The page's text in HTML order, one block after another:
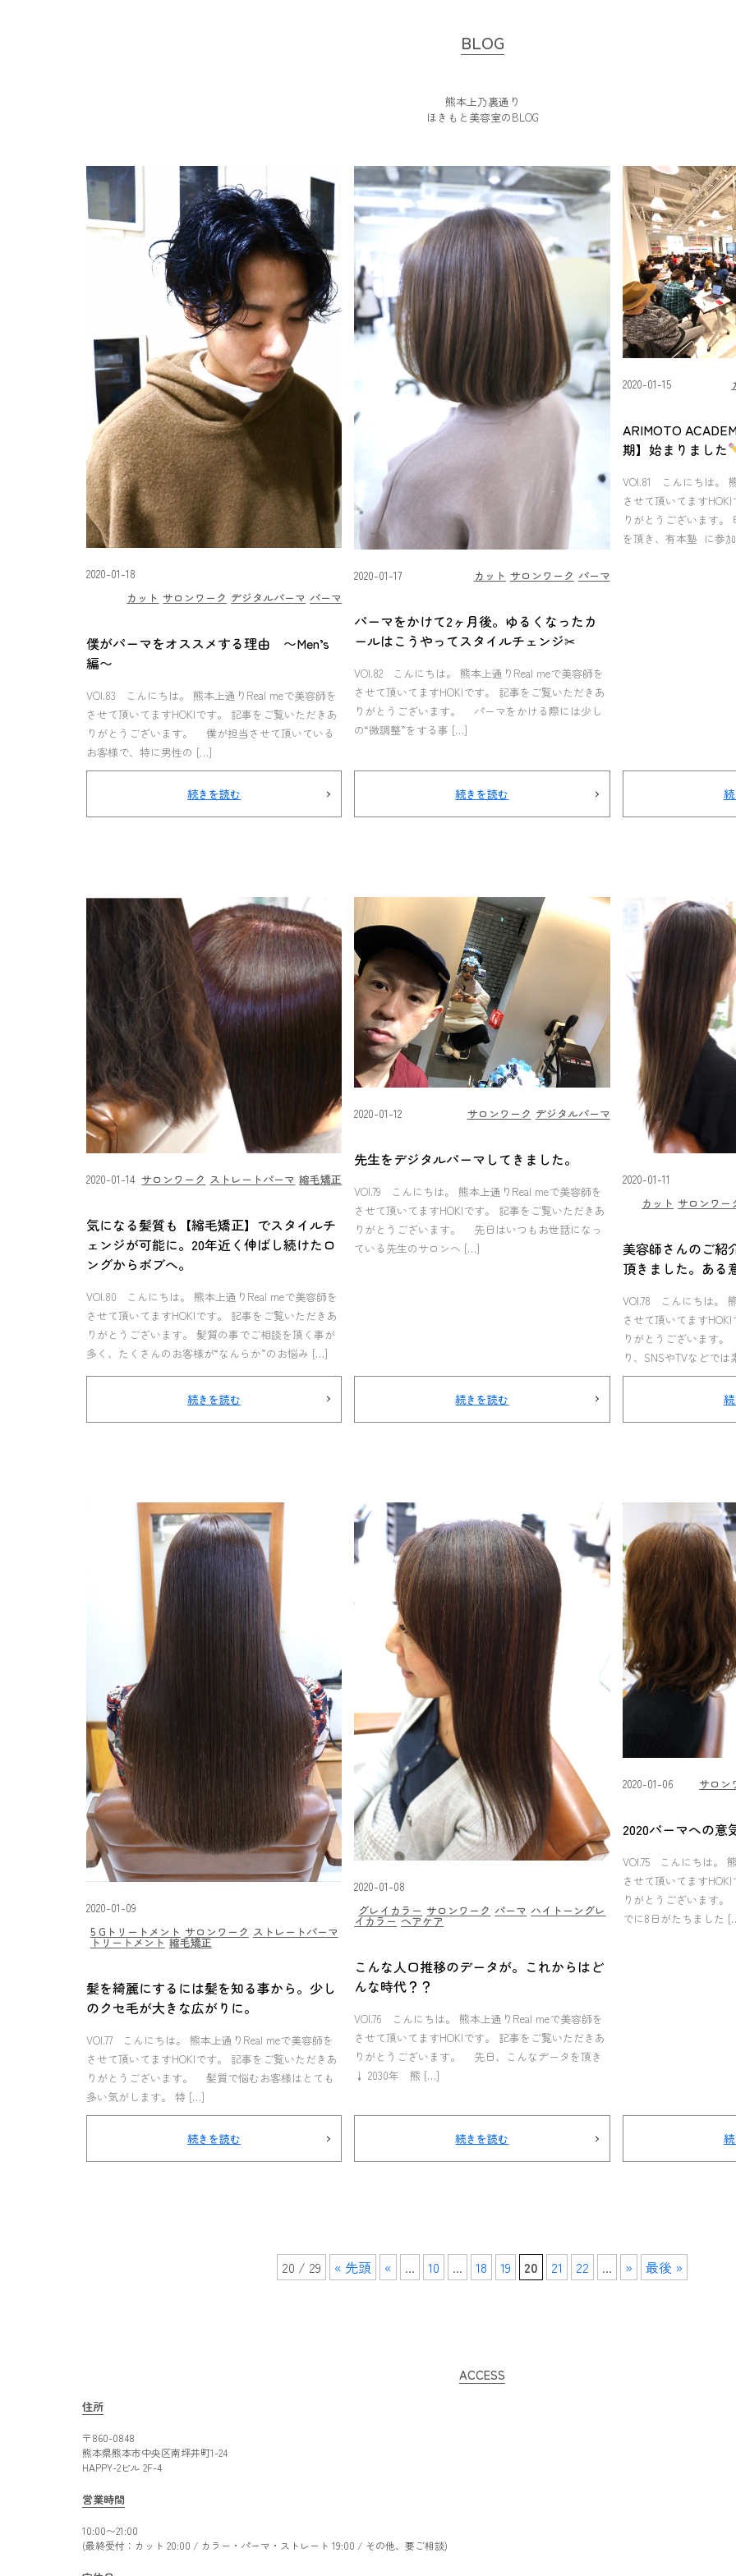
BLOG
熊本上乃裏通り
ほきもと美容室のBLOG
2020-01-18
カット サロンワーク デジタルパーマ パーマ
僕がパーマをオススメする理由 〜Men’s
編〜
VOl.83 こんにちは。 熊本上通りReal meで美容師を
させて頂いてますHOKIです。 記事をご覧いただきあ
りがとうございます。 僕が担当させて頂いている
お客様で、特に男性の […]
続きを読む
2020-01-17 カット サロンワーク パーマ
パーマをかけて2ヶ月後。ゆるくなったカ
ールはこうやってスタイルチェンジ✂︎
VOl.82 こんにちは。 熊本上通りReal meで美容師を
させて頂いてますHOKIです。 記事をご覧いただきあ
りがとうございます。 パーマをかける際には少し
の“微調整”をする事 […]
続きを読む
2020-01-15
ARIMOTO
期】始まりました
VOl.81 こんにちは。
させて頂いてます
りがとうございます。
を頂き、有本塾 に参
2020-01-14 サロンワーク ストレートパーマ 縮毛矯正
気になる髪質も【縮毛矯正】でスタイルチ
ェンジが可能に。20年近く伸ばし続けたロ
ングからボブへ。
VOl.80 こんにちは。 熊本上通りReal meで美容師を
させて頂いてますHOKIです。 記事をご覧いただきあ
りがとうございます。 髪質の事でご相談を頂く事が
多く、たくさんのお客様が“なんらか”のお悩み […]
続きを読む
2020-01-12 サロンワーク デジタルパーマ
先生をデジタルパーマしてきました。
VOl.79 こんにちは。 熊本上通りReal meで美容師を
させて頂いてますHOKIです。 記事をご覧いただきあ
りがとうございます。 先日はいつもお世話になっ
ている先生のサロンへ […]
続きを読む
2020-01-11
カット サロンワー
美容師さんのご紹
頂きました。ある
VOl.78 こんにちは。
させて頂いてます
りがとうございます
り、SNSやTVなどで
2020-01-09
5 Gトリートメント サロンワーク ストレートパーマ
トリートメント 縮毛矯正
髪を綺麗にするには髪を知る事から。少し
のクセ毛が大きな広がりに。
VOl.77 こんにちは。 熊本上通りReal meで美容師を
させて頂いてますHOKIです。 記事をご覧いただきあ
りがとうございます。 髪質で悩むお客様はとても
多い気がします。 特 […]
続きを読む
2020-01-08
グレイカラー サロンワーク パーマ ハイトーングレ
イカラー ヘアケア
こんな人口推移のデータが。これからはど
んな時代？？
VOl.76 こんにちは。 熊本上通りReal meで美容師を
させて頂いてますHOKIです。 記事をご覧いただきあ
りがとうございます。 先日、こんなデータを頂き
↓ 2030年 熊 […]
続きを読む
2020-01-06 サロン
2020パーマへの
VOl.75 こんにちは。
させて頂いてます
りがとうございます
でに8日がたちました
20 / 29 « 先頭 « ... 10 ... 18 19 20 21 22 ... » 最後 »
ACCESS
住所
〒860-0848
熊本県熊本市中央区南坪井町1-24
HAPPY-2ビル 2F-4
営業時間
10:00〜21:00
(最終受付：カット 20:00 / カラー・パーマ・ストレート 19:00 / その他、要ご相談)